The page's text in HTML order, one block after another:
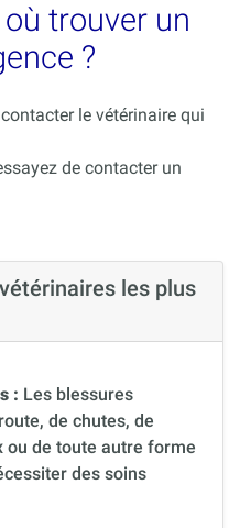
trouver un
?
le vétérinaire qui
de contacter un
les plus
: Les blessures
de chutes, de
ou de toute autre forme
des soins